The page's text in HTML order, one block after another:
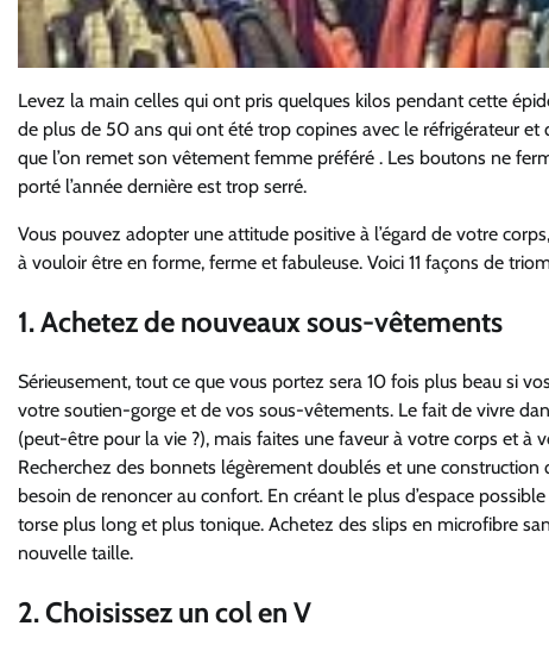
Levez la main celles qui ont pris quelques kilos pendant cette
de plus de 50 ans qui ont été trop copines avec le réfrigérateur et
que l’on remet son vêtement femme préféré . Les boutons ne
porté l’année dernière est trop serré.
Vous pouvez adopter une attitude positive à l’égard de votre
à vouloir être en forme, ferme et fabuleuse. Voici 11 façons de
1. Achetez de nouveaux sous-vêtements
Sérieusement, tout ce que vous portez sera 10 fois plus beau si
votre soutien-gorge et de vos sous-vêtements. Le fait de vivre
(peut-être pour la vie ?), mais faites une faveur à votre corps et
Recherchez des bonnets légèrement doublés et une
besoin de renoncer au confort. En créant le plus d’espace
torse plus long et plus tonique. Achetez des slips en microfibre
nouvelle taille.
2. Choisissez un col en V